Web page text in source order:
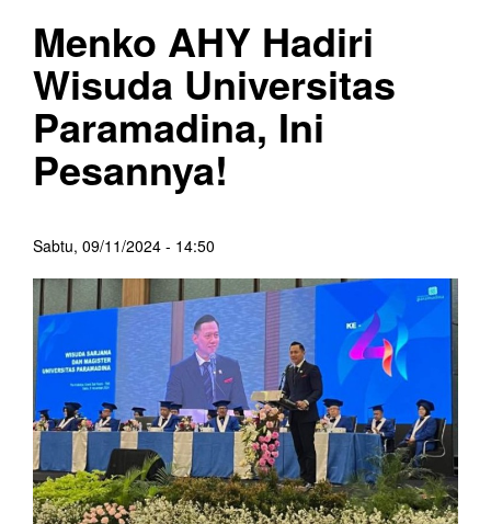
Menko AHY Hadiri
Wisuda Universitas
Paramadina, Ini
Pesannya!
Sabtu, 09/11/2024 - 14:50